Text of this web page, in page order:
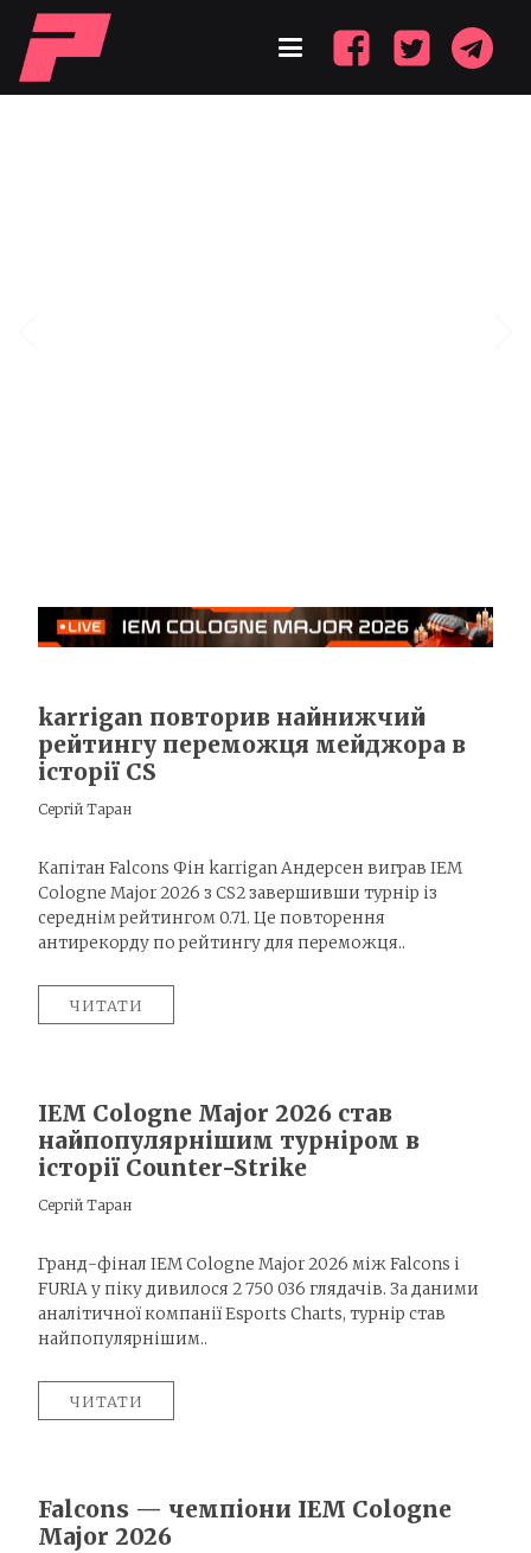
karrigan повторив найнижчий
рейтингу переможця мейджора в
історії CS
Сергій Таран
Капітан Falcons Фін karrigan Андерсен виграв IEM
Cologne Major 2026 з CS2 завершивши турнір із
середнім рейтингом 0.71. Це повторення
антирекорду по рейтингу для переможця..
ЧИТАТИ
IEM Cologne Major 2026 став
найпопулярнішим турніром в
історії Counter-Strike
Сергій Таран
Гранд-фінал IEM Cologne Major 2026 між Falcons і
FURIA у піку дивилося 2 750 036 глядачів. За даними
аналітичної компанії Esports Charts, турнір став
найпопулярнішим..
ЧИТАТИ
Falcons — чемпіони IEM Cologne
Major 2026